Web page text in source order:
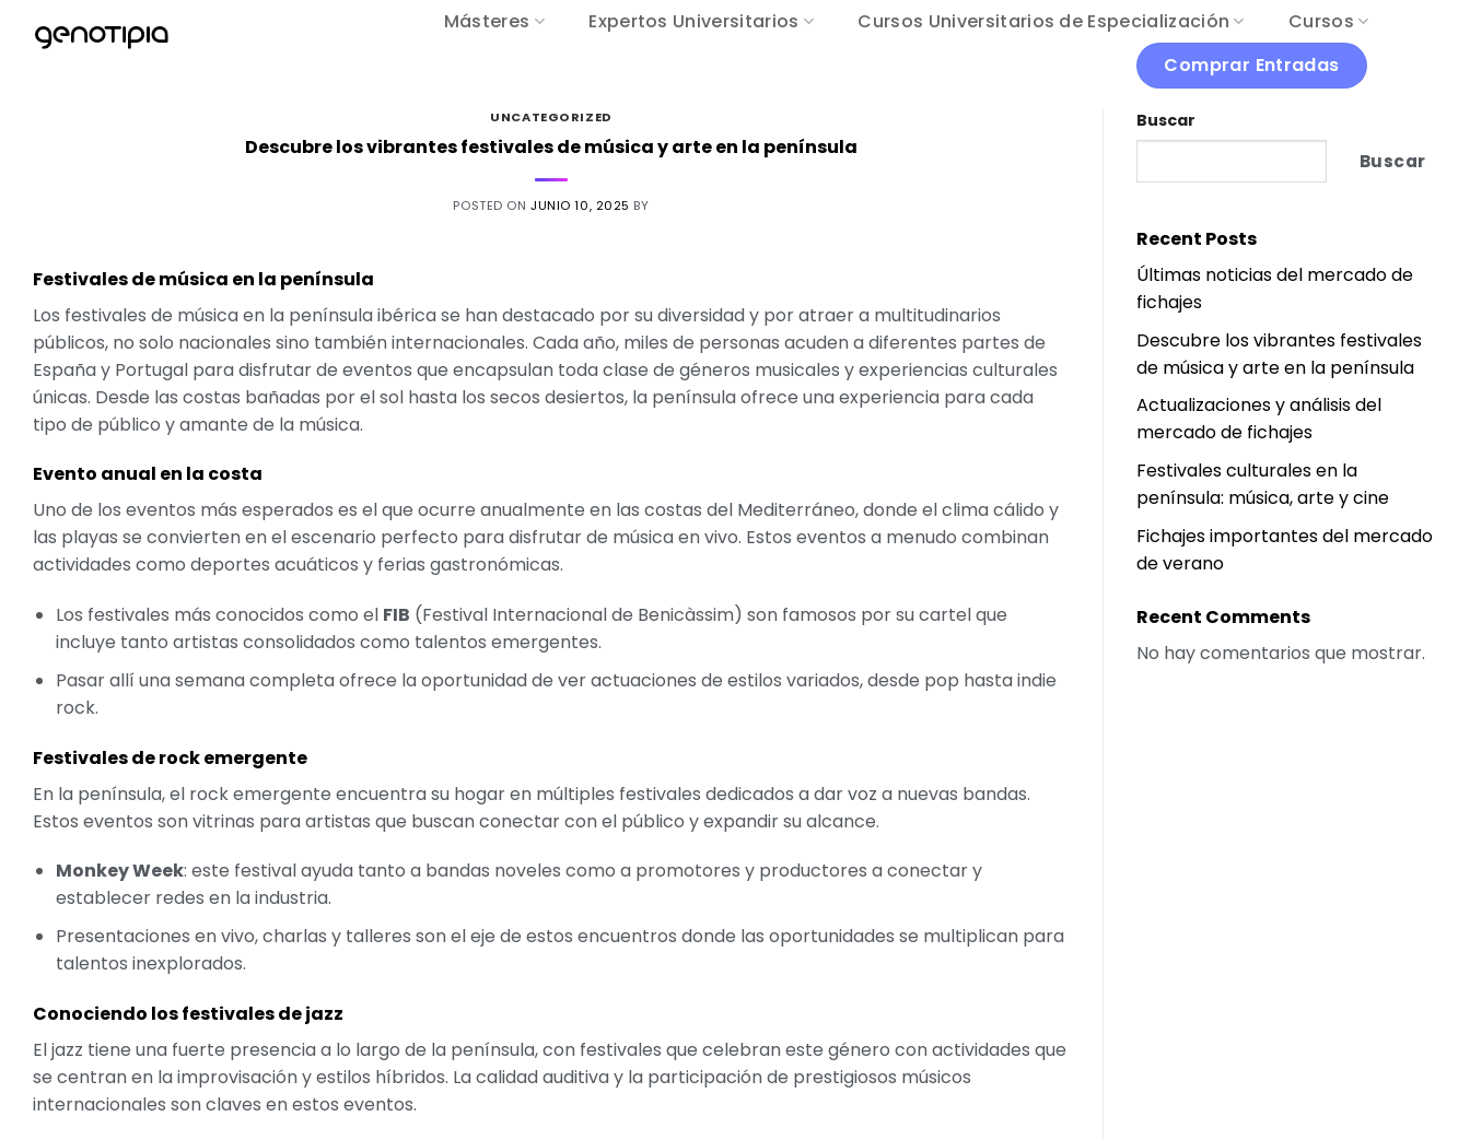
Másteres Expertos Universitarios Cursos Universitarios de Especialización
Cursos
Comprar Entradas
UNCATEGORIZED
Descubre los vibrantes festivales de música y arte en la península
POSTED ONJUNIO 10, 2025 BY
Festivales de música en la península
Los festivales de música en la península ibérica se han destacado por su diversidad y por atraer a multitudinarios
públicos, no solo nacionales sino también internacionales. Cada año, miles de personas acuden a diferentes partes de
España y Portugal para disfrutar de eventos que encapsulan toda clase de géneros musicales y experiencias culturales
únicas. Desde las costas bañadas por el sol hasta los secos desiertos, la península ofrece una experiencia para cada
tipo de público y amante de la música.
Evento anual en la costa
Uno de los eventos más esperados es el que ocurre anualmente en las costas del Mediterráneo, donde el clima cálido y
las playas se convierten en el escenario perfecto para disfrutar de música en vivo. Estos eventos a menudo combinan
actividades como deportes acuáticos y ferias gastronómicas.
Los festivales más conocidos como el FIB (Festival Internacional de Benicàssim) son famosos por su cartel que
incluye tanto artistas consolidados como talentos emergentes.
Pasar allí una semana completa ofrece la oportunidad de ver actuaciones de estilos variados, desde pop hasta indie
rock.
Festivales de rock emergente
En la península, el rock emergente encuentra su hogar en múltiples festivales dedicados a dar voz a nuevas bandas.
Estos eventos son vitrinas para artistas que buscan conectar con el público y expandir su alcance.
Monkey Week: este festival ayuda tanto a bandas noveles como a promotores y productores a conectar y
establecer redes en la industria.
Presentaciones en vivo, charlas y talleres son el eje de estos encuentros donde las oportunidades se multiplican para
talentos inexplorados.
Conociendo los festivales de jazz
El jazz tiene una fuerte presencia a lo largo de la península, con festivales que celebran este género con actividades que
se centran en la improvisación y estilos híbridos. La calidad auditiva y la participación de prestigiosos músicos
internacionales son claves en estos eventos.
Buscar
Buscar
Recent Posts
Últimas noticias del mercado de
fichajes
Descubre los vibrantes festivales
de música y arte en la península
Actualizaciones y análisis del
mercado de fichajes
Festivales culturales en la
península: música, arte y cine
Fichajes importantes del mercado
de verano
Recent Comments
No hay comentarios que mostrar.